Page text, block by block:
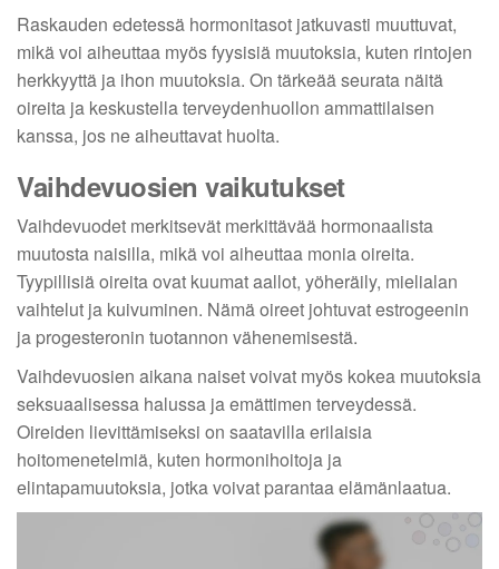
Raskauden edetessä hormonitasot jatkuvasti muuttuvat,
mikä voi aiheuttaa myös fyysisiä muutoksia, kuten rintojen
herkkyyttä ja ihon muutoksia. On tärkeää seurata näitä
oireita ja keskustella terveydenhuollon ammattilaisen
kanssa, jos ne aiheuttavat huolta.
Vaihdevuosien vaikutukset
Vaihdevuodet merkitsevät merkittävää hormonaalista
muutosta naisilla, mikä voi aiheuttaa monia oireita.
Tyypillisiä oireita ovat kuumat aallot, yöheräily, mielialan
vaihtelut ja kuivuminen. Nämä oireet johtuvat estrogeenin
ja progesteronin tuotannon vähenemisestä.
Vaihdevuosien aikana naiset voivat myös kokea muutoksia
seksuaalisessa halussa ja emättimen terveydessä.
Oireiden lievittämiseksi on saatavilla erilaisia
hoitomenetelmiä, kuten hormonihoitoja ja
elintapamuutoksia, jotka voivat parantaa elämänlaatua.